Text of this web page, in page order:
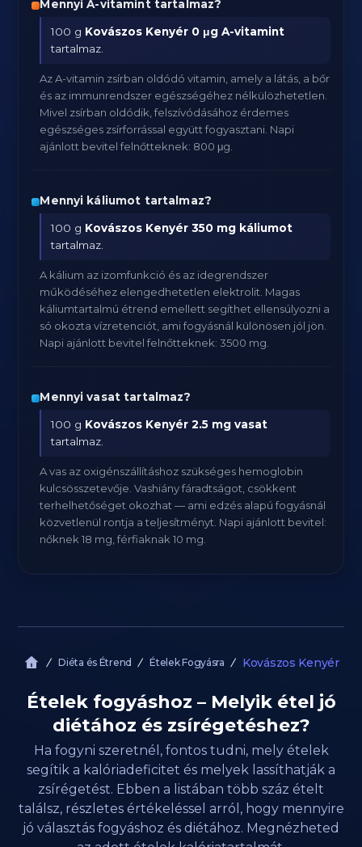
Mennyi A-vitamint tartalmaz?
100 g Kovászos Kenyér 0 μg A-vitamint
tartalmaz.
Az A-vitamin zsírban oldódó vitamin, amely a látás, a bőr
és az immunrendszer egészségéhez nélkülözhetetlen.
Mivel zsírban oldódik, felszívódásához érdemes
egészséges zsírforrással együtt fogyasztani. Napi
ajánlott bevitel felnőtteknek: 800 μg.
Mennyi káliumot tartalmaz?
100 g Kovászos Kenyér 350 mg káliumot
tartalmaz.
A kálium az izomfunkció és az idegrendszer
működéséhez elengedhetetlen elektrolit. Magas
káliumtartalmú étrend emellett segíthet ellensúlyozni a
só okozta vízretenciót, ami fogyásnál különösen jól jön.
Napi ajánlott bevitel felnőtteknek: 3500 mg.
Mennyi vasat tartalmaz?
100 g Kovászos Kenyér 2.5 mg vasat
tartalmaz.
A vas az oxigénszállításhoz szükséges hemoglobin
kulcsösszetevője. Vashiány fáradtságot, csökkent
terhelhetőséget okozhat — ami edzés alapú fogyásnál
közvetlenül rontja a teljesítményt. Napi ajánlott bevitel:
nőknek 18 mg, férfiaknak 10 mg.
Diéta és Étrend Ételek Fogyásra Kovászos Kenyér
Ételek fogyáshoz – Melyik étel jó
diétához és zsírégetéshez?
Ha fogyni szeretnél, fontos tudni, mely ételek
segítik a kalóriadeficitet és melyek lassíthatják a
zsírégetést. Ebben a listában több száz ételt
találsz, részletes értékeléssel arról, hogy mennyire
jó választás fogyáshoz és diétához. Megnézheted